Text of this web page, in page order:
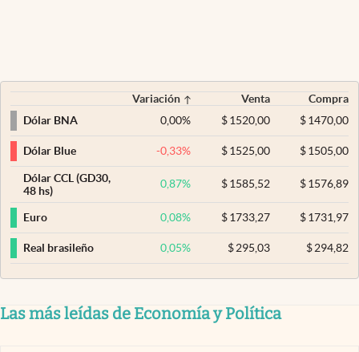
Variación Venta
Compra
Dólar BNA
0,00% $ 1520,00 $1470,00
Dólar Blue -0,33% $ 1525,00 $1505,00
Dólar CCL (GD30,
48 hs)
0,87% $ 1585,52 $1576,89
Euro 0,08% $ 1733,27 $1731,97
Real brasileño 0,05% $ 295,03 $294,82
Las más leídas de Economía y Política